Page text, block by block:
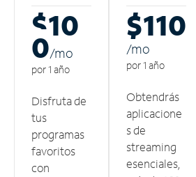
$10
0/mo
por 1 año
Disfruta de
tus
programas
favoritos
con
$110
/mo
por 1 año
Obtendrás
aplicacione
s de
streaming
esenciales,